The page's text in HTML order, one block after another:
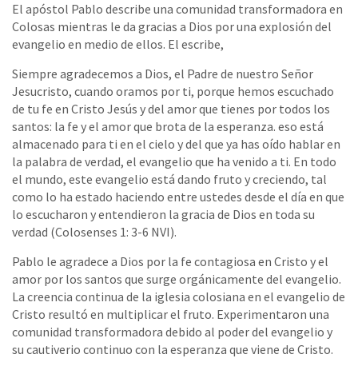
El apóstol Pablo describe una comunidad transformadora en
Colosas mientras le da gracias a Dios por una explosión del
evangelio en medio de ellos. El escribe,
Siempre agradecemos a Dios, el Padre de nuestro Señor
Jesucristo, cuando oramos por ti, porque hemos escuchado
de tu fe en Cristo Jesús y del amor que tienes por todos los
santos: la fe y el amor que brota de la esperanza. eso está
almacenado para ti en el cielo y del que ya has oído hablar en
la palabra de verdad, el evangelio que ha venido a ti. En todo
el mundo, este evangelio está dando fruto y creciendo, tal
como lo ha estado haciendo entre ustedes desde el día en que
lo escucharon y entendieron la gracia de Dios en toda su
verdad (Colosenses 1: 3-6 NVI).
Pablo le agradece a Dios por la fe contagiosa en Cristo y el
amor por los santos que surge orgánicamente del evangelio.
La creencia continua de la iglesia colosiana en el evangelio de
Cristo resultó en multiplicar el fruto. Experimentaron una
comunidad transformadora debido al poder del evangelio y
su cautiverio continuo con la esperanza que viene de Cristo.